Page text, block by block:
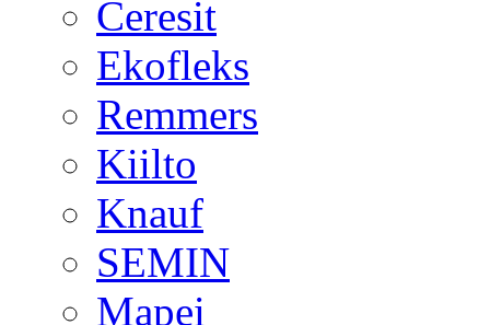
Ceresit
Ekofleks
Remmers
Kiilto
Knauf
SEMIN
Mapei